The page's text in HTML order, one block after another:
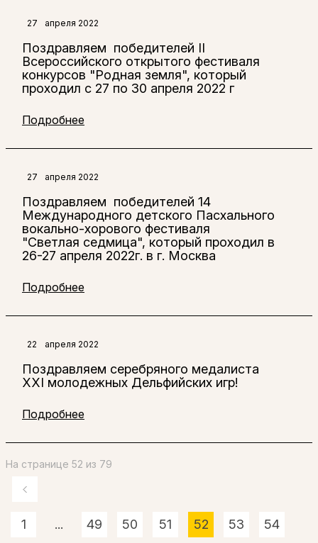
27 апреля 2022
Поздравляем победителей II
Всероссийского открытого фестиваля
конкурсов "Родная земля", который
проходил с 27 по 30 апреля 2022 г
Подробнее
27 апреля 2022
Поздравляем победителей 14
Международного детского Пасхального
вокально-хорового фестиваля
"Светлая седмица", который проходил в
26-27 апреля 2022г. в г. Москва
Подробнее
22 апреля 2022
Поздравляем серебряного медалиста
XXI молодежных Дельфийских игр!
Подробнее
На странице 52 из 79
1 ... 49 50 51 52 53 54